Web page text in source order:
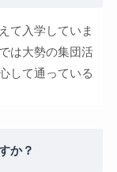
て入学していま
は大勢の集団活
して通っている
か？